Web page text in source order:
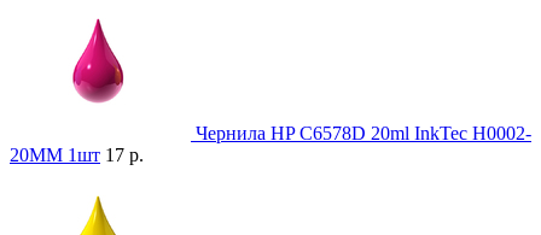
Чернила HP С6578D 20ml InkTec H0002-
20MM 1шт 17 р.